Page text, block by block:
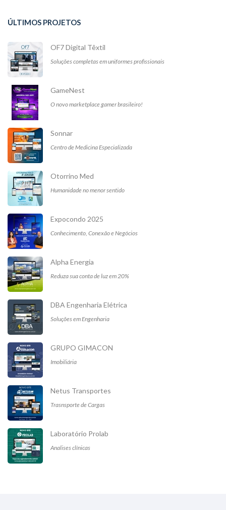
ÚLTIMOS PROJETOS
OF7 Digital Têxtil
Soluções completas em uniformes profissionais
GameNest
O novo marketplace gamer brasileiro!
Sonnar
Centro de Medicina Especializada
Otorrino Med
Humanidade no menor sentido
Expocondo 2025
Conhecimento, Conexão e Negócios
Alpha Energia
Reduza sua conta de luz em 20%
DBA Engenharia Elétrica
Soluções em Engenharia
GRUPO GIMACON
Imobiliária
Netus Transportes
Trasnsporte de Cargas
Laboratório Prolab
Analises clínicas